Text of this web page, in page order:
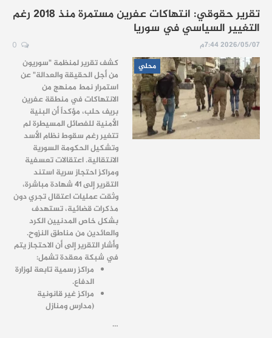
تقرير حقوقي: انتهاكات عفرين مستمرة منذ 2018 رغم
التغيير السياسي في سوريا
2026/05/07 7:44م
محلي
كشف تقرير لمنظمة "سوريون
من أجل الحقيقة والعدالة" عن
استمرار نمط ممنهج من
الانتهاكات في منطقة عفرين
بريف حلب، مؤكداً أن البنية
الأمنية للفصائل المسيطرة لم
تتغير رغم سقوط نظام الأسد
وتشكيل الحكومة السورية
الانتقالية. اعتقالات تعسفية
ومراكز احتجاز سرية استند
التقرير إلى 41 شهادة مباشرة،
وثقت عمليات اعتقال تجري دون
مذكرات قضائية، تستهدف
بشكل خاص المدنيين الكرد
والعائدين من مناطق النزوح.
وأشار التقرير إلى أن الاحتجاز يتم
في شبكة معقدة تشمل:
مراكز رسمية تابعة لوزارة
الدفاع.
مراكز غير قانونية
(مدارس ومنازل
…